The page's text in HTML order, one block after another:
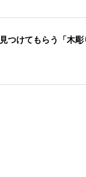
つけてもらう「木彫